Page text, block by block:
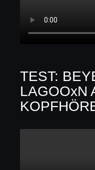
TEST:
LAGOOxN